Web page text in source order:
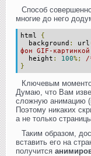
Способ
многие до него
html {
background : url
фон GIF-
height : 100%;
/
}
Ключевым
Думаю, что Вам
сложную анимацию
Поэтому никаких
а не только
Таким образом,
вставить его на
получится